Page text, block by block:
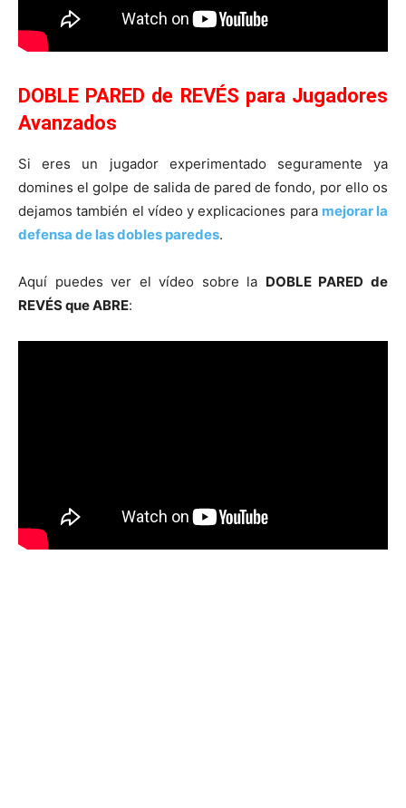
DOBLE PARED de REVÉS para Jugadores
Avanzados
Si eres un jugador experimentado seguramente ya
domines el golpe de salida de pared de fondo, por ello os
dejamos también el vídeo y explicaciones para mejorar la
defensa de las dobles paredes.
Aquí puedes ver el vídeo sobre la DOBLE PARED de
REVÉS que ABRE: